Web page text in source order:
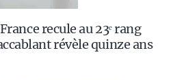
recule au 23ᵉ rang
révèle quinze ans